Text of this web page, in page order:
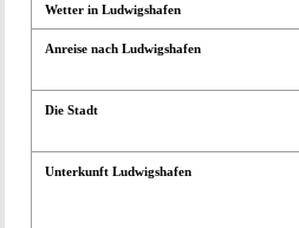
Wetter in Ludwigshafen
Anreise nach Ludwigshafen
Die Stadt
Unterkunft Ludwigshafen